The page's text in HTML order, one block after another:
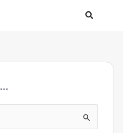
Cerca